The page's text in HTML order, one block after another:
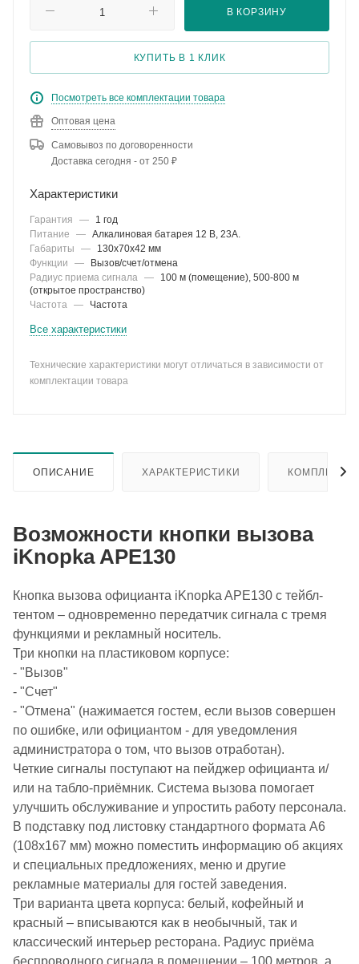
В КОРЗИНУ
КУПИТЬ В 1 КЛИК
Посмотреть все комплектации товара
Оптовая цена
Самовывоз по договоренности
Доставка сегодня - от 250 ₽
Характеристики
Гарантия —
1 год
Питание
— Алкалиновая батарея 12 В, 23A.
Габариты
—
130x70x42 мм
Функции
—
Вызов/счет/отмена
Радиус приема сигнала —
100 м (помещение), 500-800 м
(открытое пространство)
Частота — Частота
Все характеристики
Технические характеристики могут отличаться в зависимости от
комплектации товара
ОПИСАНИЕ ХАРАКТЕРИСТИКИ
Возможности кнопки вызова
iKnopka APE130
Кнопка вызова официанта iKnopka APE130 с тейбл-
тентом – одновременно передатчик сигнала с тремя
функциями и рекламный носитель.
Три кнопки на пластиковом корпусе:
- "Вызов"
- "Счет"
- "Отмена" (нажимается гостем, если вызов совершен
по ошибке, или официантом - для уведомления
администратора о том, что вызов отработан).
Четкие сигналы поступают на пейджер официанта и/
или на табло-приёмник. Система вызова помогает
улучшить обслуживание и упростить работу персонала.
В подставку под листовку стандартного формата А6
(108х167 мм) можно поместить информацию об акциях
и специальных предложениях, меню и другие
рекламные материалы для гостей заведения.
Три варианта цвета корпуса: белый, кофейный и
красный – вписываются как в необычный, так и
классический интерьер ресторана. Радиус приёма
беспроводного сигнала в помещении – 100 метров, а